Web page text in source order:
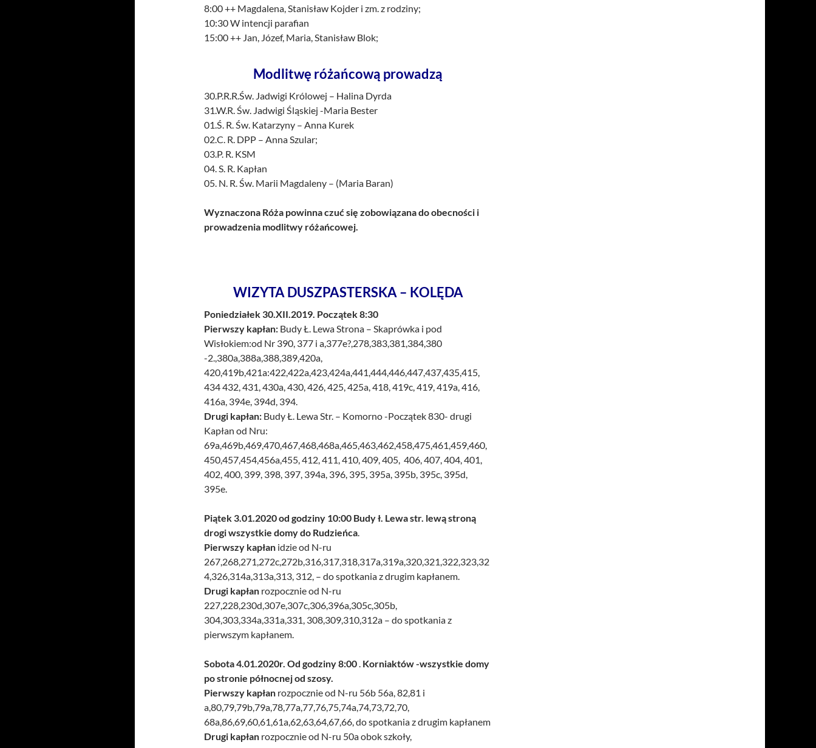
8:00 ++ Magdalena, Stanisław Kojder i zm. z rodziny;
10:30 W intencji parafian
15:00 ++ Jan, Józef, Maria, Stanisław Blok;
Modlitwę różańcową prowadzą
30.P.R.R.Św. Jadwigi Królowej – Halina Dyrda
31.W.R. Św. Jadwigi Śląskiej -Maria Bester
01.Ś. R. Św. Katarzyny – Anna Kurek
02.C. R. DPP – Anna Szular;
03.P. R. KSM
04. S. R. Kapłan
05. N. R. Św. Marii Magdaleny – (Maria Baran)
Wyznaczona Róża powinna czuć się zobowiązana do obecności i
prowadzenia modlitwy różańcowej.
WIZYTA DUSZPASTERSKA – KOLĘDA
Poniedziałek 30.XII.2019. Początek 8:30
Pierwszy kapłan: Budy Ł. Lewa Strona – Skaprówka i pod
Wisłokiem:od Nr 390, 377 i a,377e?,278,383,381,384,380
-2.,380a,388a,388,389,420a,
420,419b,421a:422,422a,423,424a,441,444,446,447,437,435,415,
434 432, 431, 430a, 430, 426, 425, 425a, 418, 419c, 419, 419a, 416,
416a, 394e, 394d, 394.
Drugi kapłan: Budy Ł. Lewa Str. – Komorno -Początek 830- drugi
Kapłan od Nru:
69a,469b,469,470,467,468,468a,465,463,462,458,475,461,459,460,
450,457,454,456a,455, 412, 411, 410, 409, 405, 406, 407, 404, 401,
402, 400, 399, 398, 397, 394a, 396, 395, 395a, 395b, 395c, 395d,
395e.
Piątek 3.01.2020 od godziny 10:00 Budy ł. Lewa str. lewą stroną
drogi wszystkie domy do Rudzieńca.
Pierwszy kapłan idzie od N-ru
267,268,271,272c,272b,316,317,318,317a,319a,320,321,322,323,32
4,326,314a,313a,313, 312, – do spotkania z drugim kapłanem.
Drugi kapłan rozpocznie od N-ru
227,228,230d,307e,307c,306,396a,305c,305b,
304,303,334a,331a,331, 308,309,310,312a – do spotkania z
pierwszym kapłanem.
Sobota 4.01.2020r. Od godziny 8:00. Korniaktów -wszystkie domy
po stronie północnej od szosy.
Pierwszy kapłan rozpocznie od N-ru 56b 56a, 82,81 i
a,80,79,79b,79a,78,77a,77,76,75,74a,74,73,72,70,
68a,86,69,60,61,61a,62,63,64,67,66, do spotkania z drugim kapłanem
Drugi kapłan rozpocznie od N-ru 50a obok szkoły,